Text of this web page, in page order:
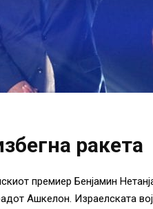
ракета
премиер Бенјамин
Ашкелон. Израелската